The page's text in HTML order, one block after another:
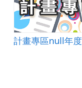
計畫專區null年度